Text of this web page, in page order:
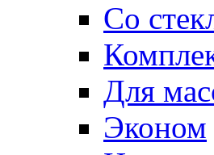
Со
Для
Эконом